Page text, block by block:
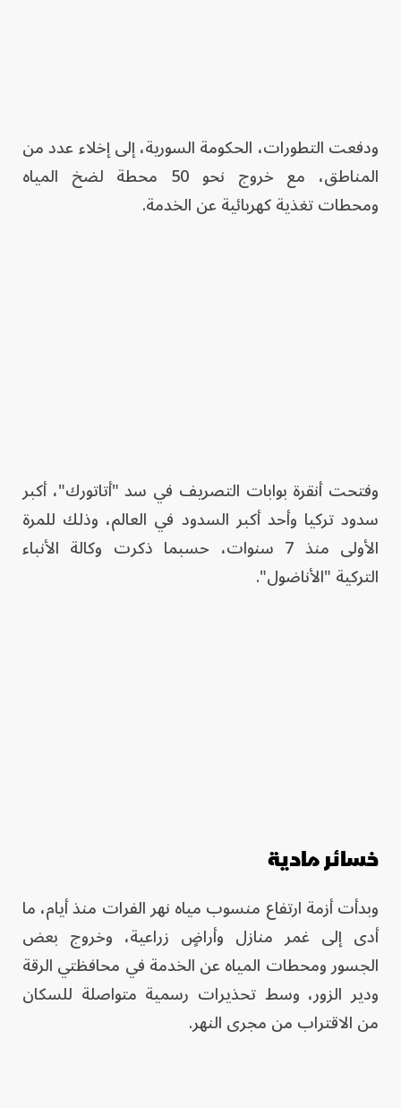
ودفعت التطورات، الحكومة السورية، إلى إخلاء عدد من
المناطق، مع خروج نحو 50 محطة لضخ المياه
ومحطات تغذية كهربائية عن الخدمة.
وفتحت أنقرة بوابات التصريف في سد "أتاتورك"، أكبر
سدود تركيا وأحد أكبر السدود في العالم، وذلك للمرة
الأولى منذ 7 سنوات، حسبما ذكرت وكالة الأنباء
التركية "الأناضول".
خسائر مادية
‏وبدأت أزمة ارتفاع منسوب مياه نهر الفرات منذ أيام، ما
أدى إلى غمر منازل وأراضٍ زراعية، وخروج بعض
الجسور ومحطات المياه عن الخدمة في محافظتي الرقة
ودير الزور، وسط تحذيرات رسمية متواصلة للسكان
من الاقتراب من مجرى النهر.